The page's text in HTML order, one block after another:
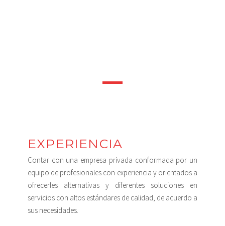
EXPERIENCIA
Contar con una empresa privada conformada por un
equipo de profesionales con experiencia y orientados a
ofrecerles alternativas y diferentes soluciones en
servicios con altos estándares de calidad, de acuerdo a
sus necesidades.